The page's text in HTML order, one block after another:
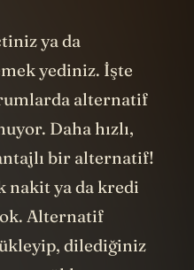
ya da
yediniz. İşte
alternatif
Daha hızlı,
bir alternatif!
nakit ya da kredi
Alternatif
dilediğiniz